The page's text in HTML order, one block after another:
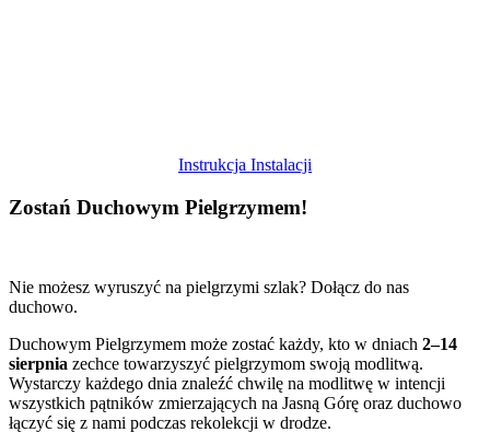
Instrukcja Instalacji
Zostań Duchowym Pielgrzymem!
Nie możesz wyruszyć na pielgrzymi szlak? Dołącz do nas
duchowo.
Duchowym Pielgrzymem może zostać każdy, kto w dniach 2–14
sierpnia zechce towarzyszyć pielgrzymom swoją modlitwą.
Wystarczy każdego dnia znaleźć chwilę na modlitwę w intencji
wszystkich pątników zmierzających na Jasną Górę oraz duchowo
łączyć się z nami podczas rekolekcji w drodze.